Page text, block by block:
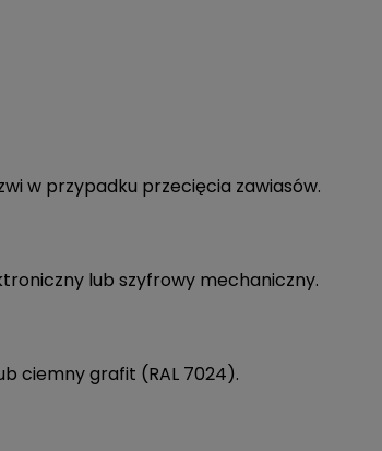
w przypadku przecięcia zawiasów.
lub szyfrowy mechaniczny.
ciemny grafit (RAL 7024).